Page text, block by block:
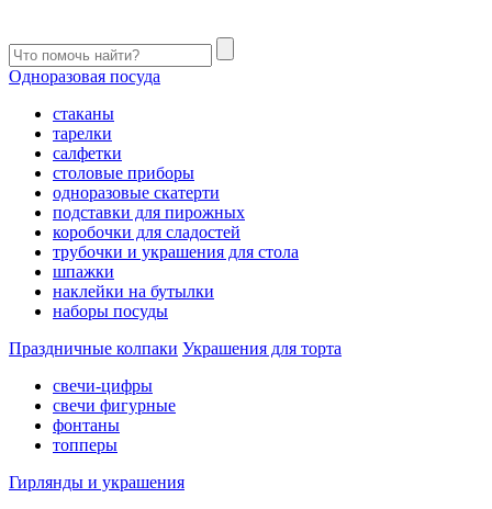
Одноразовая посуда
стаканы
тарелки
салфетки
столовые приборы
одноразовые скатерти
подставки для пирожных
коробочки для сладостей
трубочки и украшения для стола
шпажки
наклейки на бутылки
наборы посуды
Праздничные колпаки Украшения для торта
свечи-цифры
свечи фигурные
фонтаны
топперы
Гирлянды и украшения